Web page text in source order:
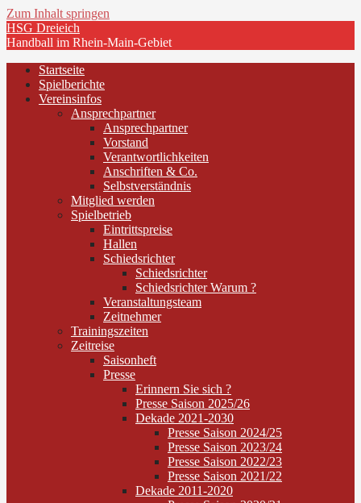
Zum Inhalt springen
HSG Dreieich
Handball im Rhein-Main-Gebiet
Startseite
Spielberichte
Vereinsinfos
Ansprechpartner
Ansprechpartner
Vorstand
Verantwortlichkeiten
Anschriften & Co.
Selbstverständnis
Mitglied werden
Spielbetrieb
Eintrittspreise
Hallen
Schiedsrichter
Schiedsrichter
Schiedsrichter Warum ?
Veranstaltungsteam
Zeitnehmer
Trainingszeiten
Zeitreise
Saisonheft
Presse
Erinnern Sie sich ?
Presse Saison 2025/26
Dekade 2021-2030
Presse Saison 2024/25
Presse Saison 2023/24
Presse Saison 2022/23
Presse Saison 2021/22
Dekade 2011-2020